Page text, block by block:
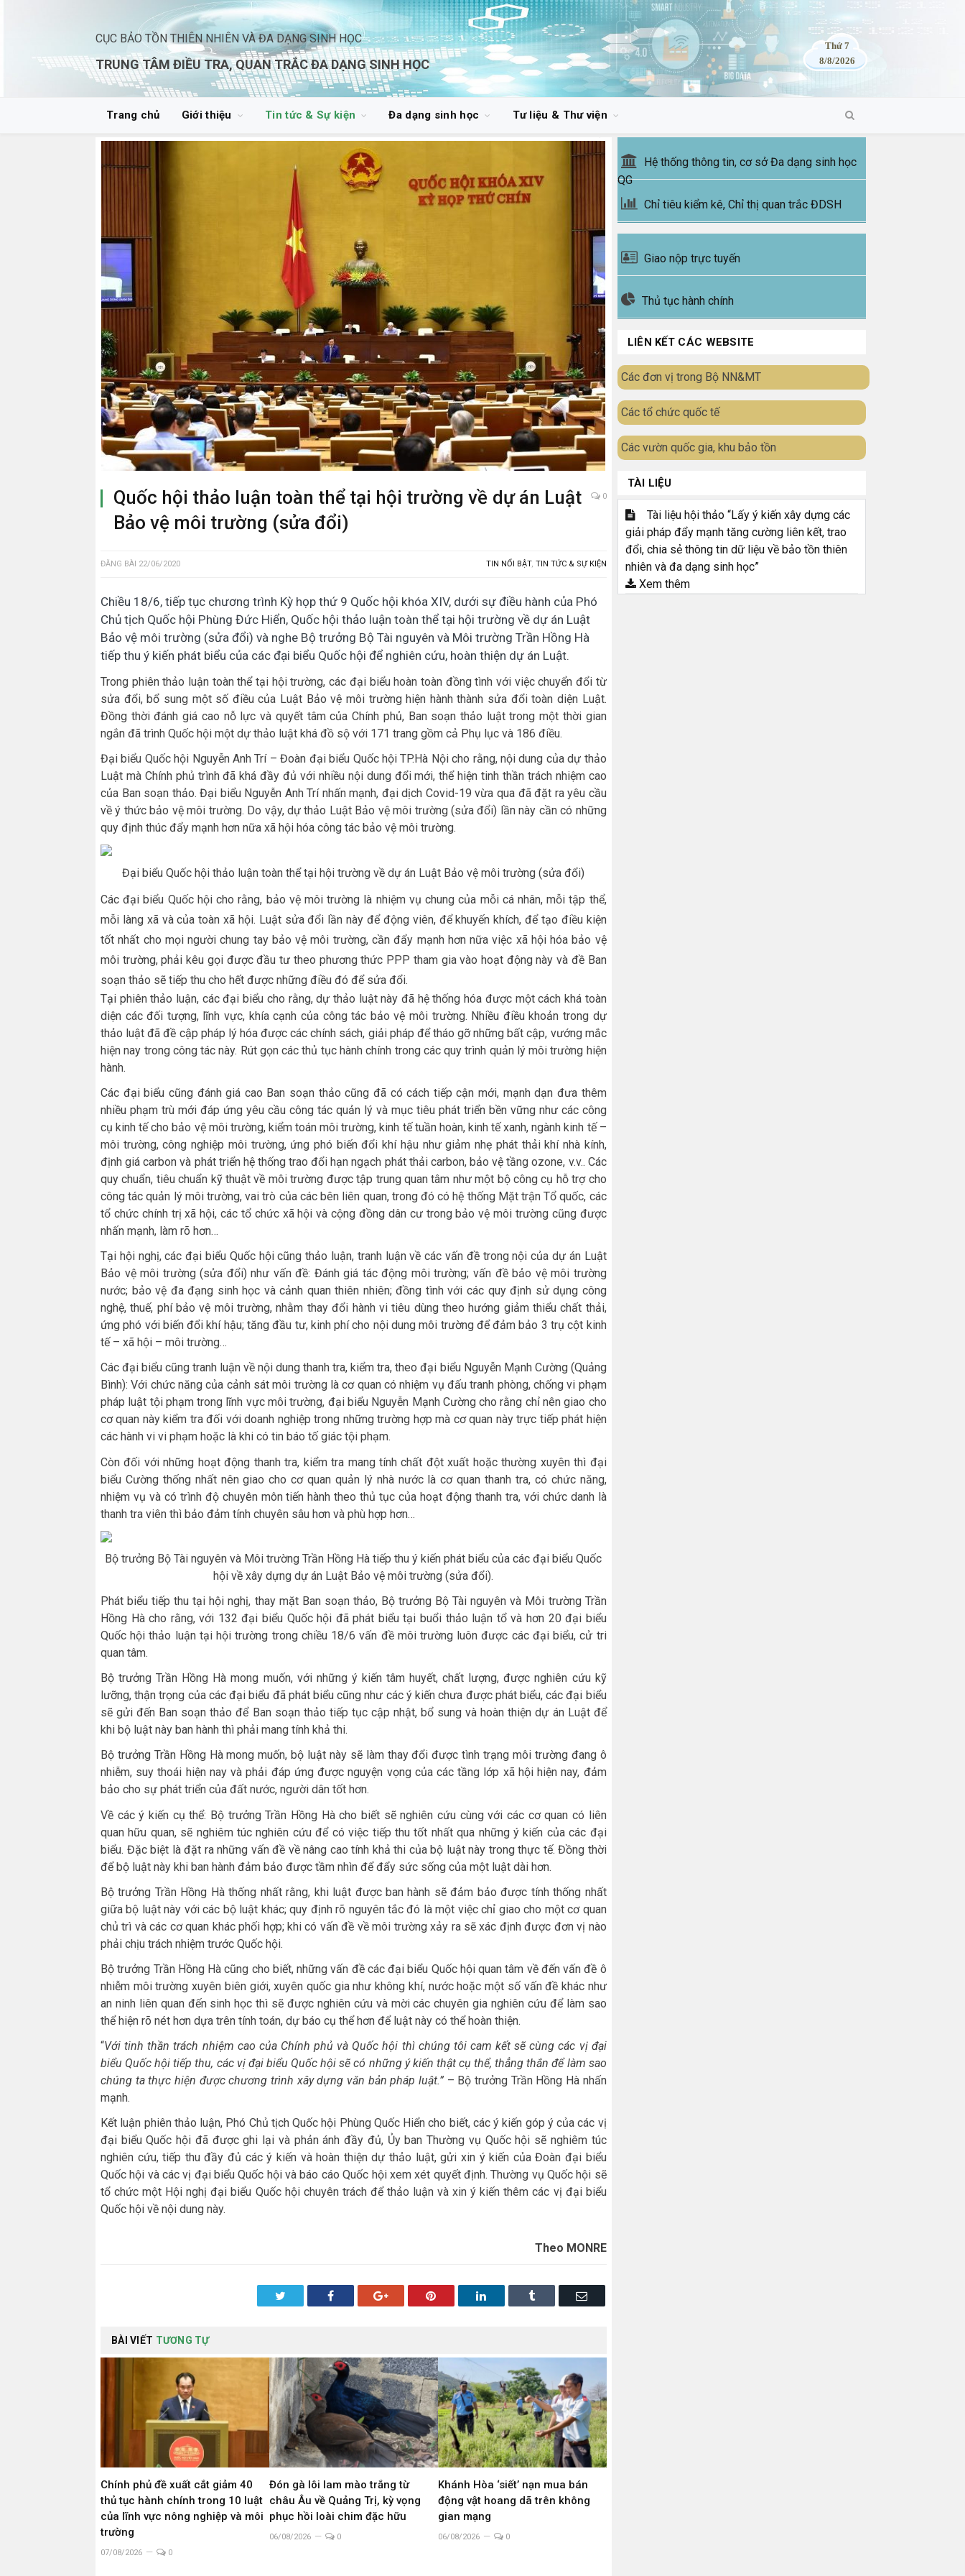
CỤC BẢO TỒN THIÊN NHIÊN VÀ ĐA DẠNG SINH HỌC
TRUNG TÂM ĐIỀU TRA, QUAN TRẮC ĐA DẠNG SINH HỌC
Thứ 7
8/8/2026
Trang chủ Giới thiệu Tin tức & Sự kiện Đa dạng sinh học Tư liệu & Thư viện
Quốc hội thảo luận toàn thể tại hội trường về dự án Luật
Bảo vệ môi trường (sửa đổi)
0
ĐĂNG BÀI 22/06/2020 TIN NỔI BẬT, TIN TỨC & SỰ KIỆN
Chiều 18/6, tiếp tục chương trình Kỳ họp thứ 9 Quốc hội khóa XIV, dưới sự điều hành của Phó
Chủ tịch Quốc hội Phùng Đức Hiển, Quốc hội thảo luận toàn thể tại hội trường về dự án Luật
Bảo vệ môi trường (sửa đổi) và nghe Bộ trưởng Bộ Tài nguyên và Môi trường Trần Hồng Hà
tiếp thu ý kiến phát biểu của các đại biểu Quốc hội để nghiên cứu, hoàn thiện dự án Luật.
Trong phiên thảo luận toàn thể tại hội trường, các đại biểu hoàn toàn đồng tình với việc chuyển đổi từ
sửa đổi, bổ sung một số điều của Luật Bảo vệ môi trường hiện hành thành sửa đổi toàn diện Luật.
Đồng thời đánh giá cao nỗ lực và quyết tâm của Chính phủ, Ban soạn thảo luật trong một thời gian
ngắn đã trình Quốc hội một dự thảo luật khá đồ sộ với 171 trang gồm cả Phụ lục và 186 điều.
Đại biểu Quốc hội Nguyễn Anh Trí – Đoàn đại biểu Quốc hội TP.Hà Nội cho rằng, nội dung của dự thảo
Luật mà Chính phủ trình đã khá đầy đủ với nhiều nội dung đổi mới, thể hiện tinh thần trách nhiệm cao
của Ban soạn thảo. Đại biểu Nguyễn Anh Trí nhấn mạnh, đại dịch Covid-19 vừa qua đã đặt ra yêu cầu
về ý thức bảo vệ môi trường. Do vậy, dự thảo Luật Bảo vệ môi trường (sửa đổi) lần này cần có những
quy định thúc đẩy mạnh hơn nữa xã hội hóa công tác bảo vệ môi trường.
Đại biểu Quốc hội thảo luận toàn thể tại hội trường về dự án Luật Bảo vệ môi trường (sửa đổi)
Các đại biểu Quốc hội cho rằng, bảo vệ môi trường là nhiệm vụ chung của mỗi cá nhân, mỗi tập thể,
mỗi làng xã và của toàn xã hội. Luật sửa đổi lần này để động viên, để khuyến khích, để tạo điều kiện
tốt nhất cho mọi người chung tay bảo vệ môi trường, cần đẩy mạnh hơn nữa việc xã hội hóa bảo vệ
môi trường, phải kêu gọi được đầu tư theo phương thức PPP tham gia vào hoạt động này và đề Ban
soạn thảo sẽ tiếp thu cho hết được những điều đó để sửa đổi.
Tại phiên thảo luận, các đại biểu cho rằng, dự thảo luật này đã hệ thống hóa được một cách khá toàn
diện các đối tượng, lĩnh vực, khía cạnh của công tác bảo vệ môi trường. Nhiều điều khoản trong dự
thảo luật đã đề cập pháp lý hóa được các chính sách, giải pháp để tháo gỡ những bất cập, vướng mắc
hiện nay trong công tác này. Rút gọn các thủ tục hành chính trong các quy trình quản lý môi trường hiện
hành.
Các đại biểu cũng đánh giá cao Ban soạn thảo cũng đã có cách tiếp cận mới, mạnh dạn đưa thêm
nhiều phạm trù mới đáp ứng yêu cầu công tác quản lý và mục tiêu phát triển bền vững như các công
cụ kinh tế cho bảo vệ môi trường, kiểm toán môi trường, kinh tế tuần hoàn, kinh tế xanh, ngành kinh tế –
môi trường, công nghiệp môi trường, ứng phó biến đổi khí hậu như giảm nhẹ phát thải khí nhà kính,
định giá carbon và phát triển hệ thống trao đổi hạn ngạch phát thải carbon, bảo vệ tầng ozone, v.v.. Các
quy chuẩn, tiêu chuẩn kỹ thuật về môi trường được tập trung quan tâm như một bộ công cụ hỗ trợ cho
công tác quản lý môi trường, vai trò của các bên liên quan, trong đó có hệ thống Mặt trận Tổ quốc, các
tổ chức chính trị xã hội, các tổ chức xã hội và cộng đồng dân cư trong bảo vệ môi trường cũng được
nhấn mạnh, làm rõ hơn…
Tại hội nghị, các đại biểu Quốc hội cũng thảo luận, tranh luận về các vấn đề trong nội của dự án Luật
Bảo vệ môi trường (sửa đổi) như vấn đề: Đánh giá tác động môi trường; vấn đề bảo vệ môi trường
nước; bảo vệ đa đạng sinh học và cảnh quan thiên nhiên; đồng tình với các quy định sử dụng công
nghệ, thuế, phí bảo vệ môi trường, nhằm thay đổi hành vi tiêu dùng theo hướng giảm thiểu chất thải,
ứng phó với biến đổi khí hậu; tăng đầu tư, kinh phí cho nội dung môi trường để đảm bảo 3 trụ cột kinh
tế – xã hội – môi trường…
Các đại biểu cũng tranh luận về nội dung thanh tra, kiểm tra, theo đại biểu Nguyễn Mạnh Cường (Quảng
Bình): Với chức năng của cảnh sát môi trường là cơ quan có nhiệm vụ đấu tranh phòng, chống vi phạm
pháp luật tội phạm trong lĩnh vực môi trường, đại biểu Nguyễn Mạnh Cường cho rằng chỉ nên giao cho
cơ quan này kiểm tra đối với doanh nghiệp trong những trường hợp mà cơ quan này trực tiếp phát hiện
các hành vi vi phạm hoặc là khi có tin báo tố giác tội phạm.
Còn đối với những hoạt động thanh tra, kiểm tra mang tính chất đột xuất hoặc thường xuyên thì đại
biểu Cường thống nhất nên giao cho cơ quan quản lý nhà nước là cơ quan thanh tra, có chức năng,
nhiệm vụ và có trình độ chuyên môn tiến hành theo thủ tục của hoạt động thanh tra, với chức danh là
thanh tra viên thì bảo đảm tính chuyên sâu hơn và phù hợp hơn…
Bộ trưởng Bộ Tài nguyên và Môi trường Trần Hồng Hà tiếp thu ý kiến phát biểu của các đại biểu Quốc
hội về xây dựng dự án Luật Bảo vệ môi trường (sửa đổi).
Phát biểu tiếp thu tại hội nghị, thay mặt Ban soạn thảo, Bộ trưởng Bộ Tài nguyên và Môi trường Trần
Hồng Hà cho rằng, với 132 đại biểu Quốc hội đã phát biểu tại buổi thảo luận tổ và hơn 20 đại biểu
Quốc hội thảo luận tại hội trường trong chiều 18/6 vấn đề môi trường luôn được các đại biểu, cử tri
quan tâm.
Bộ trưởng Trần Hồng Hà mong muốn, với những ý kiến tâm huyết, chất lượng, được nghiên cứu kỹ
lưỡng, thận trọng của các đại biểu đã phát biểu cũng như các ý kiến chưa được phát biểu, các đại biểu
sẽ gửi đến Ban soạn thảo để Ban soạn thảo tiếp tục cập nhật, bổ sung và hoàn thiện dự án Luật để
khi bộ luật này ban hành thì phải mang tính khả thi.
Bộ trưởng Trần Hồng Hà mong muốn, bộ luật này sẽ làm thay đổi được tình trạng môi trường đang ô
nhiễm, suy thoái hiện nay và phải đáp ứng được nguyện vọng của các tầng lớp xã hội hiện nay, đảm
bảo cho sự phát triển của đất nước, người dân tốt hơn.
Về các ý kiến cụ thể: Bộ trưởng Trần Hồng Hà cho biết sẽ nghiên cứu cùng với các cơ quan có liên
quan hữu quan, sẽ nghiêm túc nghiên cứu để có việc tiếp thu tốt nhất qua những ý kiến của các đại
biểu. Đặc biệt là đặt ra những vấn đề về nâng cao tính khả thi của bộ luật này trong thực tế. Đồng thời
để bộ luật này khi ban hành đảm bảo được tầm nhìn để đẩy sức sống của một luật dài hơn.
Bộ trưởng Trần Hồng Hà thống nhất rằng, khi luật được ban hành sẽ đảm bảo được tính thống nhất
giữa bộ luật này với các bộ luật khác; quy định rõ nguyên tắc đó là một việc chỉ giao cho một cơ quan
chủ trì và các cơ quan khác phối hợp; khi có vấn đề về môi trường xảy ra sẽ xác định được đơn vị nào
phải chịu trách nhiệm trước Quốc hội.
Bộ trưởng Trần Hồng Hà cũng cho biết, những vấn đề các đại biểu Quốc hội quan tâm về đến vấn đề ô
nhiễm môi trường xuyên biên giới, xuyên quốc gia như không khí, nước hoặc một số vấn đề khác như
an ninh liên quan đến sinh học thì sẽ được nghiên cứu và mời các chuyên gia nghiên cứu để làm sao
thể hiện rõ nét hơn dựa trên tính toán, dự báo cụ thể hơn để luật này có thể hoàn thiện.
“Với tinh thần trách nhiệm cao của Chính phủ và Quốc hội thì chúng tôi cam kết sẽ cùng các vị đại
biểu Quốc hội tiếp thu, các vị đại biểu Quốc hội sẽ có những ý kiến thật cụ thể, thẳng thắn để làm sao
chúng ta thực hiện được chương trình xây dựng văn bản pháp luật.” – Bộ trưởng Trần Hồng Hà nhấn
mạnh.
Kết luận phiên thảo luận, Phó Chủ tịch Quốc hội Phùng Quốc Hiển cho biết, các ý kiến góp ý của các vị
đại biểu Quốc hội đã được ghi lại và phản ánh đầy đủ, Ủy ban Thường vụ Quốc hội sẽ nghiêm túc
nghiên cứu, tiếp thu đầy đủ các ý kiến và hoàn thiện dự thảo luật, gửi xin ý kiến của Đoàn đại biểu
Quốc hội và các vị đại biểu Quốc hội và báo cáo Quốc hội xem xét quyết định. Thường vụ Quốc hội sẽ
tổ chức một Hội nghị đại biểu Quốc hội chuyên trách để thảo luận và xin ý kiến thêm các vị đại biểu
Quốc hội về nội dung này.
Theo MONRE
Twitter Facebook Google+ Pinterest LinkedIn Tumblr Email
BÀI VIẾT TƯƠNG TỰ
Chính phủ đề xuất cắt giảm 40
thủ tục hành chính trong 10 luật
của lĩnh vực nông nghiệp và môi
trường
07/08/2026 0
Đón gà lôi lam mào trắng từ
châu Âu về Quảng Trị, kỳ vọng
phục hồi loài chim đặc hữu
06/08/2026 0
Khánh Hòa ‘siết’ nạn mua bán
động vật hoang dã trên không
gian mạng
06/08/2026 0
Hệ thống thông tin, cơ sở Đa dạng sinh học
QG
Chỉ tiêu kiểm kê, Chỉ thị quan trắc ĐDSH
Giao nộp trực tuyến
Thủ tục hành chính
LIÊN KẾT CÁC WEBSITE
Các đơn vị trong Bộ NN&MT
Các tổ chức quốc tế
Các vườn quốc gia, khu bảo tồn
TÀI LIỆU
Tài liệu hội thảo “Lấy ý kiến xây dựng các
giải pháp đẩy mạnh tăng cường liên kết, trao
đổi, chia sẻ thông tin dữ liệu về bảo tồn thiên
nhiên và đa dạng sinh học”
Xem thêm